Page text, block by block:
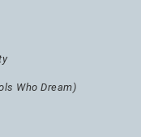
Who Dream)